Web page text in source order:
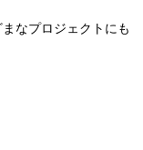
なプロジェクトにも